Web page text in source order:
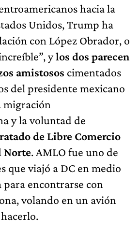
hacia la
Unidos, Trump ha
con López Obrador, o
ylos dos parecen
amistosos cimentados
del presidente mexicano
migración
y la voluntad de
de Libre Comercio
Norte. AMLO fue uno de
que viajó a DC en medio
para encontrarse con
volando en un avión